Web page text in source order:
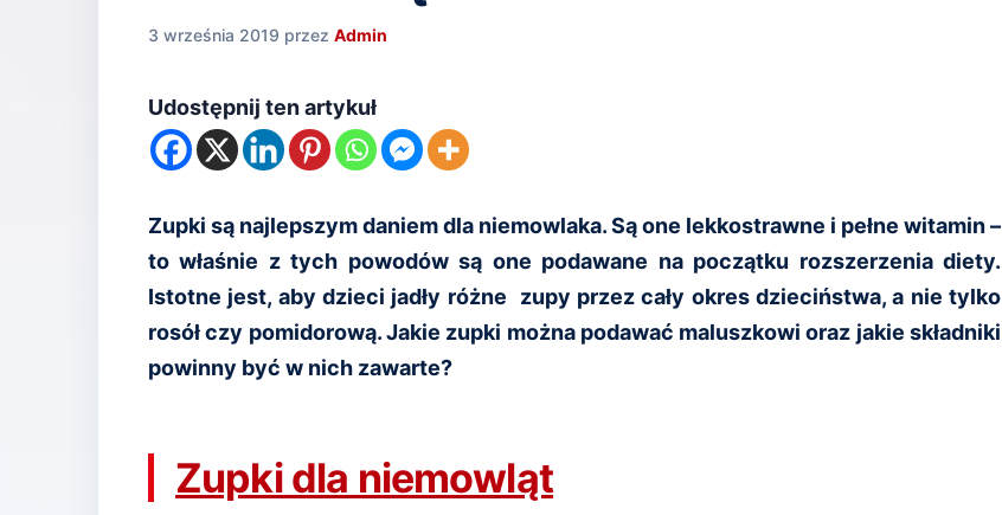
3 września 2019 przez Admin
Udostępnij ten artykuł
Zupki są najlepszym daniem dla niemowlaka. Są one lekkostrawne i pełne witamin –
to właśnie z tych powodów są one podawane na początku rozszerzenia diety.
Istotne jest, aby dzieci jadły różne zupy przez cały okres dzieciństwa, a nie tylko
rosół czy pomidorową. Jakie zupki można podawać maluszkowi oraz jakie składniki
powinny być w nich zawarte?
Zupki dla niemowląt